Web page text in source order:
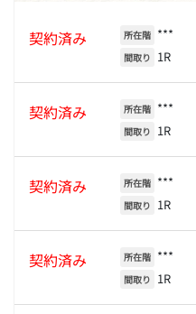
契約済み 所在階 ***
間取り 1R
契約済み 所在階 ***
間取り 1R
契約済み 所在階 ***
間取り 1R
契約済み 所在階 ***
間取り 1R